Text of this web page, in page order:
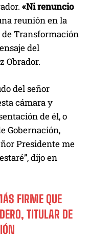
«Ni renuncio
reunión en la
Transformación
del
Obrador.
del señor
cámara y
de él, o
Gobernación,
Presidente me
dijo en
FIRME QUE
TITULAR DE